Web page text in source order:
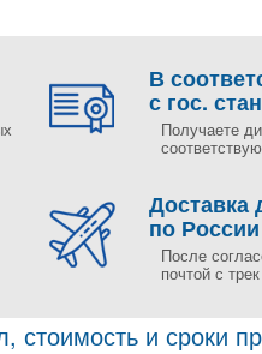
В
с гос.
Получаете
Доставка
по России
После
почтой с
стоимость и сроки